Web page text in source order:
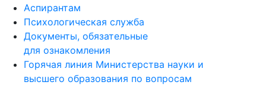
Аспирантам
Психологическая служба
Документы, обязательные
для ознакомления
Горячая линия Министерства науки и
высшего образования по вопросам